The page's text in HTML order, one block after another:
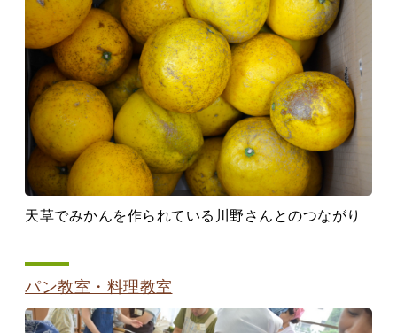
天草でみかんを作られている川野さんとのつながり
パン教室・料理教室